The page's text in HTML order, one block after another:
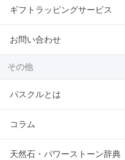
ギフトラッピングサービス
お問い合わせ
その他
パスクルとは
コラム
天然石・パワーストーン辞典